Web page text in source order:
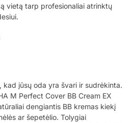
vietą tarp profesionaliai atrinktų
kad jūsų oda yra švari ir sudrėkinta.
M Perfect Cover BB Cream EX
dengiantis BB kremas kiekį
ar šepetėlio. Tolygiai